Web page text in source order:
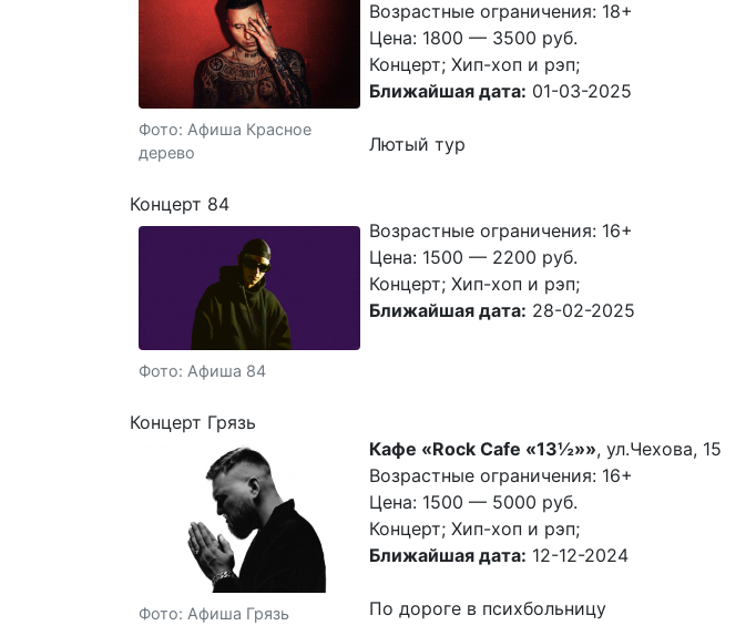
Фото: Афиша Красное
дерево
Возрастные ограничения: 18+
Цена: 1800 — 3500 руб.
Концерт; Хип-хоп и рэп;
Ближайшая дата: 01-03-2025
Лютый тур
Концерт 84
Фото: Афиша 84
Возрастные ограничения: 16+
Цена: 1500 — 2200 руб.
Концерт; Хип-хоп и рэп;
Ближайшая дата: 28-02-2025
Концерт Грязь
Фото: Афиша Грязь
Кафе «Rock Cafe «13½»», ул.Чехова, 15
Возрастные ограничения: 16+
Цена: 1500 — 5000 руб.
Концерт; Хип-хоп и рэп;
Ближайшая дата: 12-12-2024
По дороге в психбольницу